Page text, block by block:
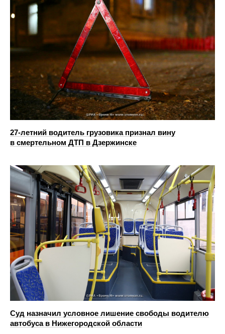
27-летний водитель грузовика признал вину
в смертельном ДТП в Дзержинске
Суд назначил условное лишение свободы водителю
автобуса в Нижегородской области